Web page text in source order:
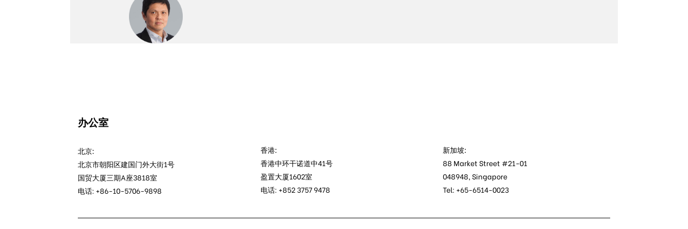
办公室
北京:
北京市朝阳区建国门外大街1号
国贸大厦三期A座3818室
电话: +86-10-5706-9898
香港:
香港中环干诺道中41号
盈置大厦1602室
电话: +852 3757 9478
新加坡:
88 Market Street #21-01
048948, Singapore
Tel: +65-6514-0023